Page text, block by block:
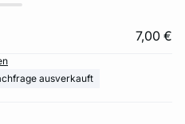
7,00 €
ausverkauft